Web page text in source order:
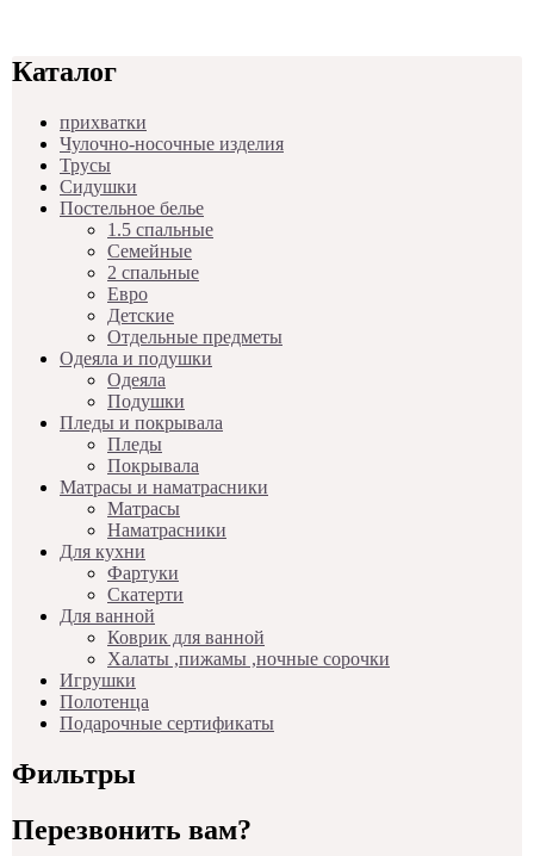
Каталог
прихватки
Чулочно-носочные изделия
Трусы
Сидушки
Постельное белье
1.5 спальные
Семейные
2 спальные
Евро
Детские
Отдельные предметы
Одеяла и подушки
Одеяла
Подушки
Пледы и покрывала
Пледы
Покрывала
Матрасы и наматрасники
Матрасы
Наматрасники
Для кухни
Фартуки
Скатерти
Для ванной
Коврик для ванной
Халаты ,пижамы ,ночные сорочки
Игрушки
Полотенца
Подарочные сертификаты
Фильтры
Перезвонить вам?